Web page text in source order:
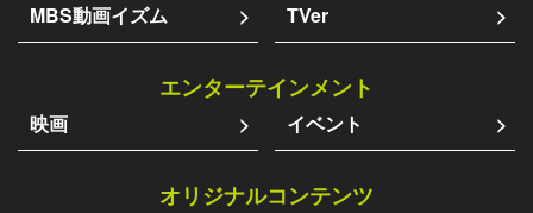
MBS動画イズム TVer
エンターテインメント
映画 イベント
オリジナルコンテンツ